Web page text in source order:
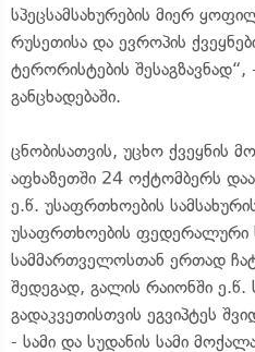
სპეცსამსახურების მიერ
რუსეთისა და ევროპის
ტერორისტების შესაგზავნად“,
განცხადებაში.
ცნობისათვის, უცხო ქვეყნის
აფხაზეთში 24 ოქტომბერს
ე.წ. უსაფრთხოების
უსაფრთხოების ფედერალური
სამმართველოსთან ერთად
შედეგად, გალის რაიონში ე.წ.
გადაკვეთისთვის ეგვიპტეს
- სამი და სუდანის სამი